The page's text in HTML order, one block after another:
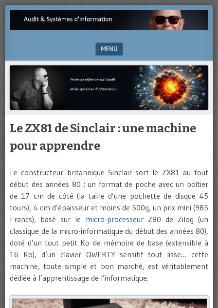
AUDIT
D'INFORMATION
Pistes
et
systèmes
d’information
MENU
SKIP TO CONTENT
Le ZX81 de Sinclair : une machine
pour apprendre
Le constructeur britannique Sinclair sort le ZX81 au tout
début des années 80 : un format de poche avec un boîtier
de 17 cm de côté (la taille d’une pochette de disque 45
tours), 4 cm d’épaisseur et moins de 500g, un prix mini (985
Francs), basé sur le micro-processeurZ80 de Zilog (un
classique de la micro-informatique du début des années 80),
doté d’un tout petit Ko de mémoire de base (extensible à
16 Ko), d’un clavier QWERTY sensitif tout lisse… cette
machine, toute simple et bon marché, est véritablement
dédiée à l’apprentissage de l’informatique.